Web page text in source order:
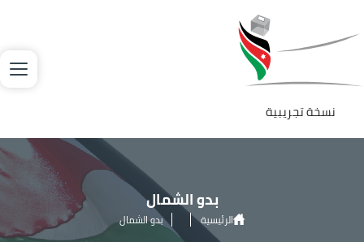
تجاوز إلى المحتوى الرئيسي
نسخة تجريبية
بدو الشمال
الرئيسية بدو الشمال